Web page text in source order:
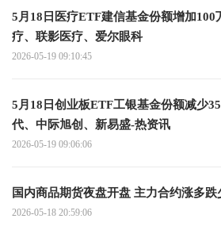
5月18日医疗ETF建信基金份额增加100
疗、联影医疗、爱尔眼科
2026-05-19 09:10:45
5月18日创业板ETF工银基金份额减少
代、中际旭创、新易盛-热资讯
2026-05-19 09:06:06
国内商品期货夜盘开盘 主力合约涨多跌
2026-05-18 20:59:06